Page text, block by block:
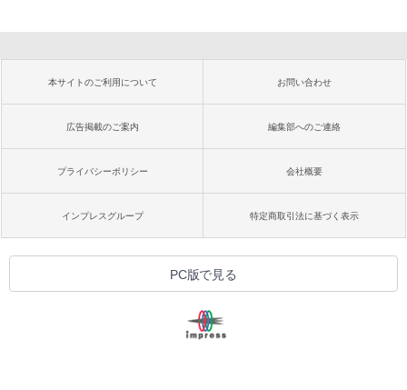
本サイトのご利用について お問い合わせ
広告掲載のご案内 編集部へのご連絡
プライバシーポリシー 会社概要
インプレスグループ 特定商取引法に基づく表示
PC版で見る